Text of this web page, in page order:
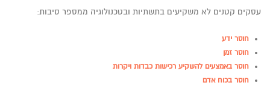
עסקים קטנים לא משקיעים בתשתיות ובטכנולוגיה ממספר סיבות:
חוסר ידע
חוסר זמן
חוסר באמצעים להשקיע רכישות כבדות ויקרות
חוסר בכוח אדם